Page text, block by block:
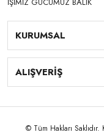
KURUMSAL
ALIŞVERİŞ
© Tüm Hakları